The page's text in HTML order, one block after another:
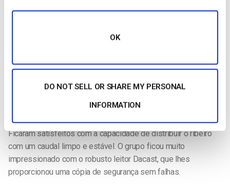
OK
DO NOT SELL OR SHARE MY PERSONAL
INFORMATION
com a plataforma Dacast. Conseguiram transmitir com êxito o
fluxo em todo o mundo com baixa latência.
Antonio Battaglia, engenheiro de software do Grupo Studeo,
ficou muito satisfeito com os resultados deste evento.
Ficaram satisfeitos com a capacidade de distribuir o ribeiro
com um caudal limpo e estável. O grupo ficou muito
impressionado com o robusto leitor Dacast, que lhes
proporcionou uma cópia de segurança sem falhas.